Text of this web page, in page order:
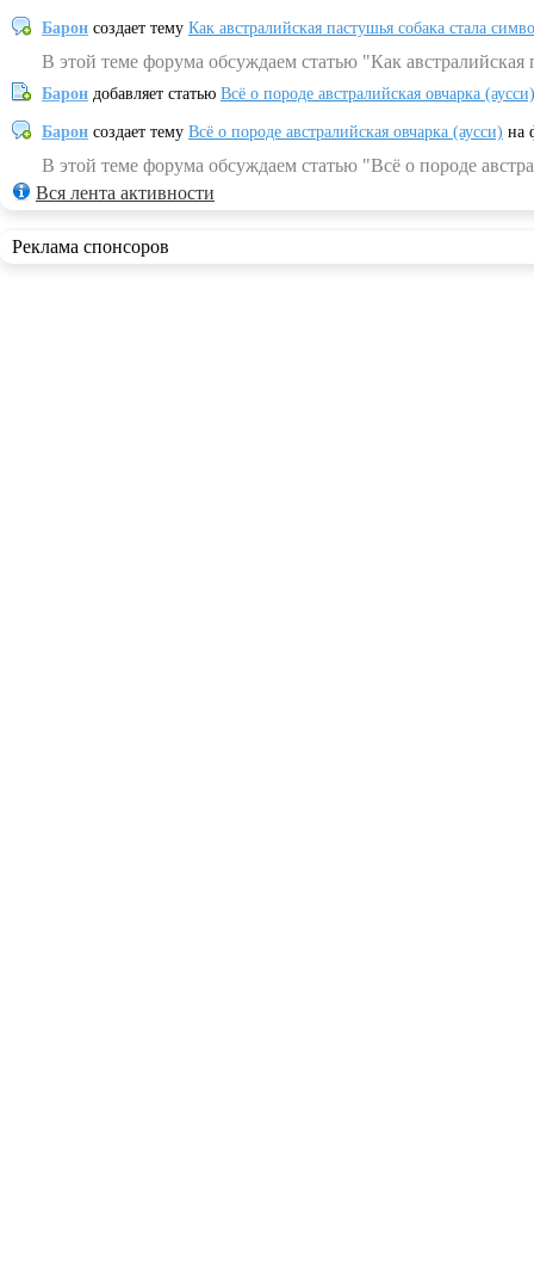
Барон создает тему Как австралийская пастушья собака стала
В этой теме форума обсуждаем статью "Как
Барон добавляет статью Всё о породе австралийская овчарка (аусси)
Барон создает тему Всё о породе австралийская овчарка (аусси) на
В этой теме форума обсуждаем статью "Всё о породе
Вся лента активности
Реклама спонсоров